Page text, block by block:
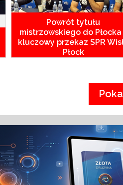
Powrót tytułu
mistrzowskiego do Płocka
kluczowy przekaz SPR
Płock